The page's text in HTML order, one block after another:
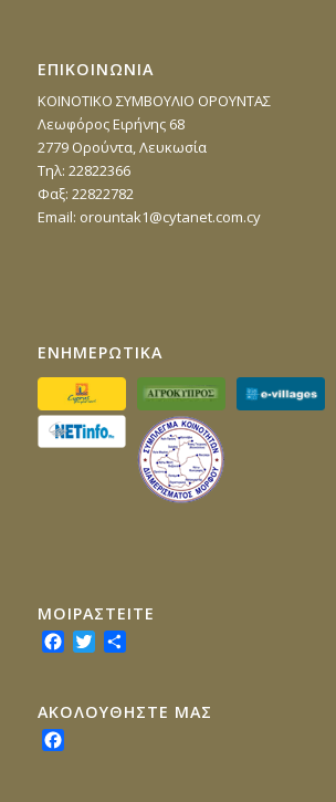
ΕΠΙΚΟΙΝΩΝΙΑ
ΚΟΙΝΟΤΙΚΟ ΣΥΜΒΟΥΛΙΟ ΟΡΟΥΝΤΑΣ
Λεωφόρος Ειρήνης 68
2779 Ορούντα, Λευκωσία
Τηλ: 22822366
Φαξ: 22822782
Email: orountak1@cytanet.com.cy
ΕΝΗΜΕΡΩΤΙΚΑ
ΜΟΙΡΑΣTEITE
Facebook
Twitter
ΑΚΟΛΟΥΘΗΣΤΕ ΜΑΣ